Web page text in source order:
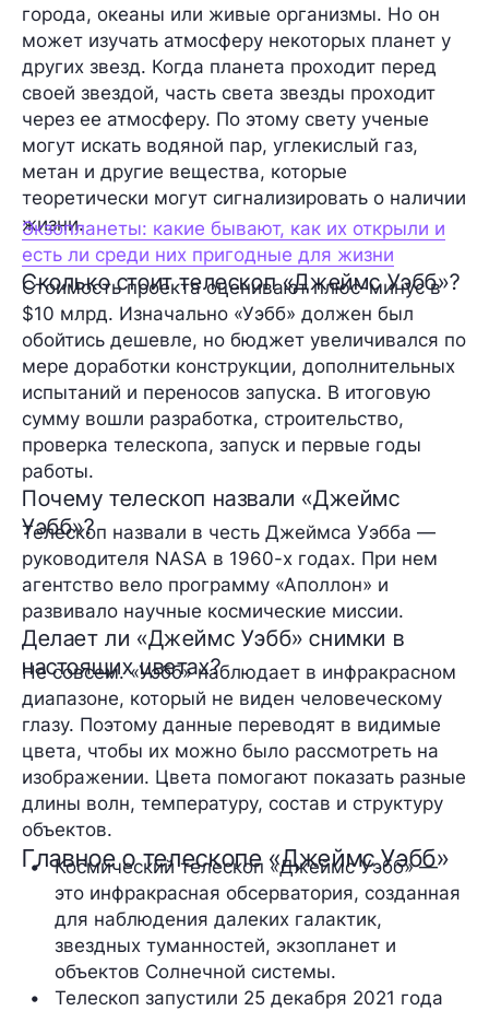
города, океаны или живые организмы. Но он
может изучать атмосферу некоторых планет у
других звезд. Когда планета проходит перед
своей звездой, часть света звезды проходит
через ее атмосферу. По этому свету ученые
могут искать водяной пар, углекислый газ,
метан и другие вещества, которые
теоретически могут сигнализировать о наличии
жизни.
Экзопланеты: какие бывают, как их открыли и
есть ли среди них пригодные для жизни
Сколько стоит телескоп «Джеймс Уэбб»?
Стоимость проекта оценивают плюс-минус в
$10 млрд. Изначально «Уэбб» должен был
обойтись дешевле, но бюджет увеличивался по
мере доработки конструкции, дополнительных
испытаний и переносов запуска. В итоговую
сумму вошли разработка, строительство,
проверка телескопа, запуск и первые годы
работы.
Почему телескоп назвали «Джеймс
Уэбб»?
Телескоп назвали в честь Джеймса Уэбба —
руководителя NASA в 1960-х годах. При нем
агентство вело программу «Аполлон» и
развивало научные космические миссии.
Делает ли «Джеймс Уэбб» снимки в
настоящих цветах?
Не совсем. «Уэбб» наблюдает в инфракрасном
диапазоне, который не виден человеческому
глазу. Поэтому данные переводят в видимые
цвета, чтобы их можно было рассмотреть на
изображении. Цвета помогают показать разные
длины волн, температуру, состав и структуру
объектов.
Главное о телескопе «Джеймс Уэбб»
Космический телескоп «Джеймс Уэбб» —
это инфракрасная обсерватория, созданная
для наблюдения далеких галактик,
звездных туманностей, экзопланет и
объектов Солнечной системы.
Телескоп запустили 25 декабря 2021 года